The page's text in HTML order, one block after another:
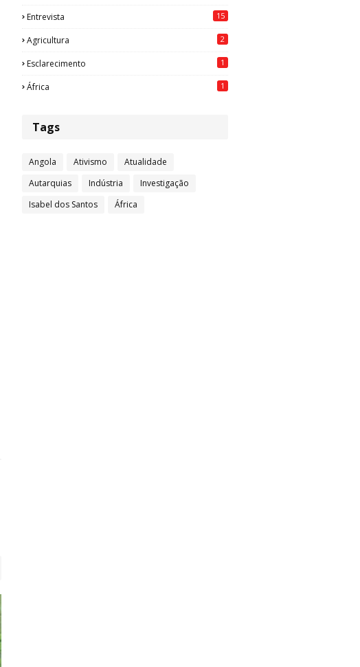
Entrevista 15
Agricultura 2
Esclarecimento 1
África 1
Tags
Angola Ativismo
Atualidade
Autarquias
Indústria
Investigação
Isabel dos Santos
África